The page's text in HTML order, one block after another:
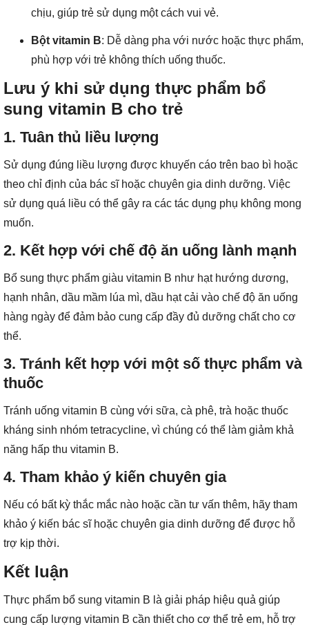
chịu, giúp trẻ sử dụng một cách vui vẻ.
Bột vitamin B: Dễ dàng pha với nước hoặc thực phẩm,
phù hợp với trẻ không thích uống thuốc.
Lưu ý khi sử dụng thực phẩm bổ
sung vitamin B cho trẻ
1. Tuân thủ liều lượng
Sử dụng đúng liều lượng được khuyến cáo trên bao bì hoặc
theo chỉ định của bác sĩ hoặc chuyên gia dinh dưỡng. Việc
sử dụng quá liều có thể gây ra các tác dụng phụ không mong
muốn.
2. Kết hợp với chế độ ăn uống lành mạnh
Bổ sung thực phẩm giàu vitamin B như hạt hướng dương,
hạnh nhân, dầu mầm lúa mì, dầu hạt cải vào chế độ ăn uống
hàng ngày để đảm bảo cung cấp đầy đủ dưỡng chất cho cơ
thể.
3. Tránh kết hợp với một số thực phẩm và
thuốc
Tránh uống vitamin B cùng với sữa, cà phê, trà hoặc thuốc
kháng sinh nhóm tetracycline, vì chúng có thể làm giảm khả
năng hấp thu vitamin B.
4. Tham khảo ý kiến chuyên gia
Nếu có bất kỳ thắc mắc nào hoặc cần tư vấn thêm, hãy tham
khảo ý kiến bác sĩ hoặc chuyên gia dinh dưỡng để được hỗ
trợ kịp thời.
Kết luận
Thực phẩm bổ sung vitamin B là giải pháp hiệu quả giúp
cung cấp lượng vitamin B cần thiết cho cơ thể trẻ em, hỗ trợ